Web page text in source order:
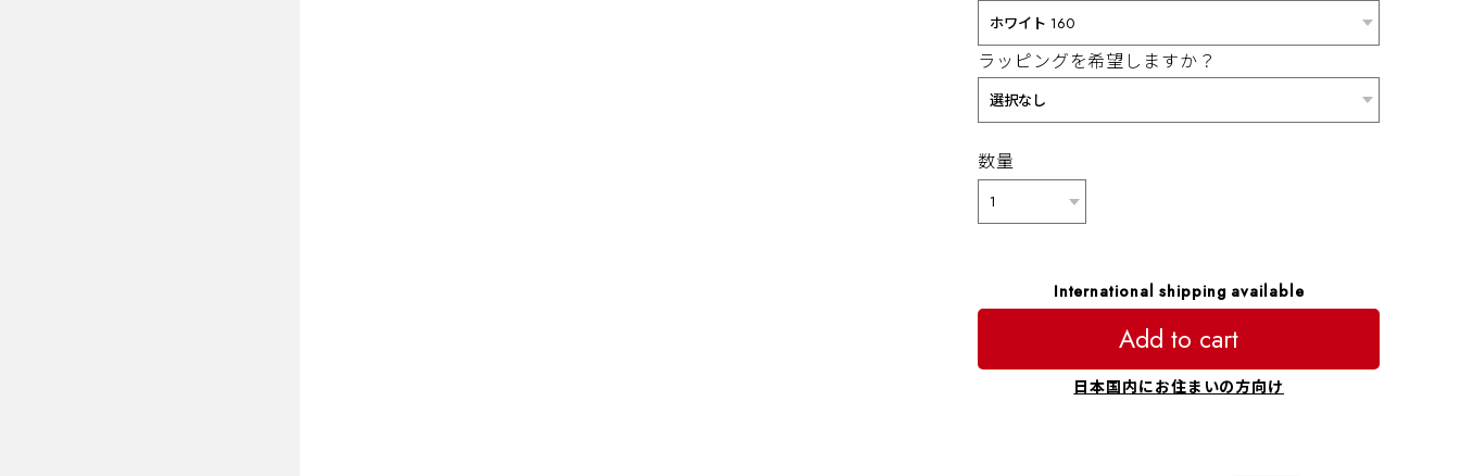
ラッピングを希望しますか？
数量
International shipping available
Add to cart
日本国内にお住まいの方向け